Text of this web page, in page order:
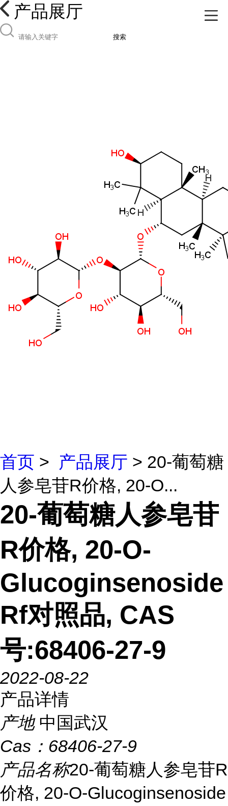
产品展厅
搜索
首页 > 产品展厅 > 20-葡萄糖
人参皂苷R价格, 20-O...
20-葡萄糖人参皂苷
R价格, 20-O-
Glucoginsenoside
Rf对照品, CAS
号:68406-27-9
2022-08-22
产品详情
产地 中国武汉
Cas： 68406-27-9
产品名称20-葡萄糖人参皂苷R
价格, 20-O-Glucoginsenoside